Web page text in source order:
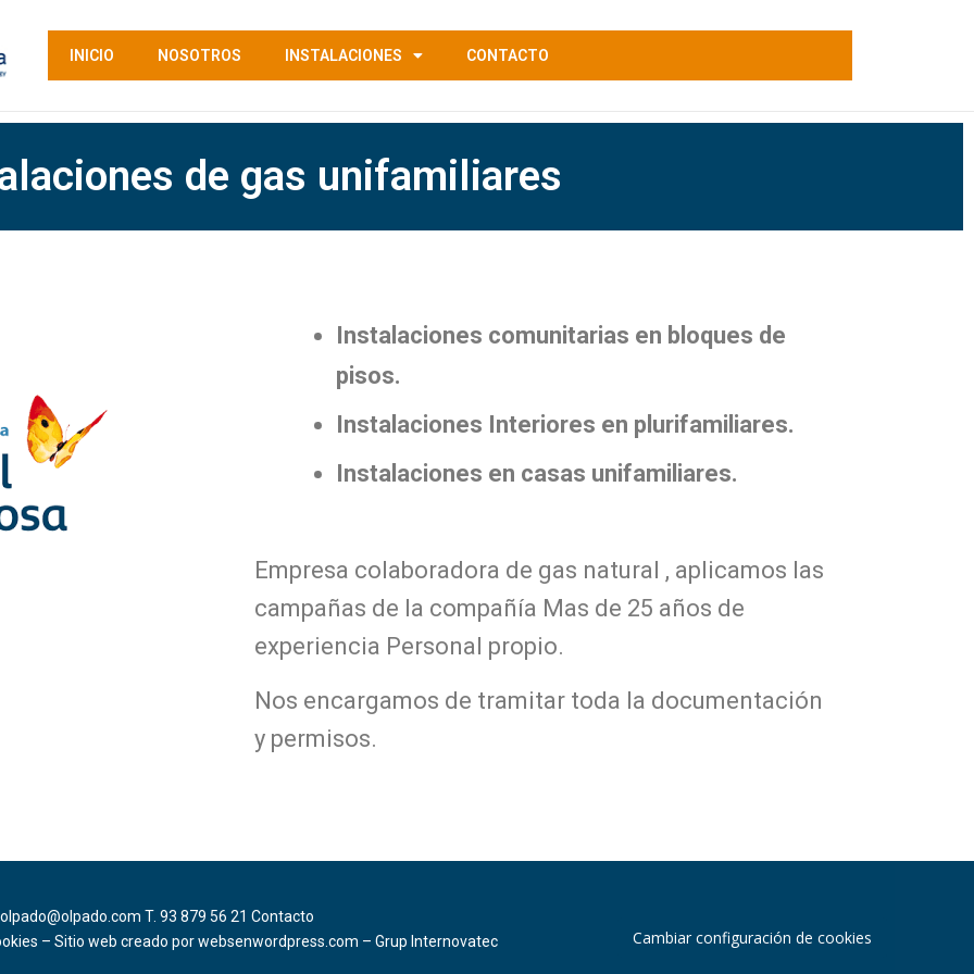
INICIO NOSOTROS INSTALACIONES CONTACTO
de gas unifamiliares
Instalaciones comunitarias en bloques de
pisos.
Instalaciones Interiores en plurifamiliares.
Instalaciones en casas unifamiliares.
Empresa colaboradora de gas natural , aplicamos las
campañas de la compañía Mas de 25 años de
experiencia Personal propio.
Nos encargamos de tramitar toda la documentación
y permisos.
olpado@olpado.com T. 93 879 56 21 Contacto
– Sitio web creado porwebsenwordpress.com – Grup Internovatec Cambiar configuración de cookies